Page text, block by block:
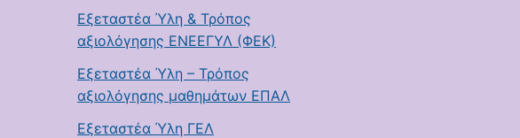
Εξεταστέα Ύλη & Τρόπος
αξιολόγησης ΕΝΕΕΓΥΛ (ΦΕΚ)
Εξεταστέα Ύλη – Τρόπος
αξιολόγησης μαθημάτων ΕΠΑΛ
Εξεταστέα Ύλη ΓΕΛ